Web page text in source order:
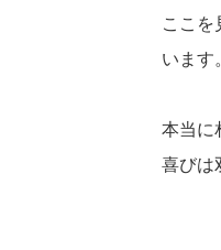
ここを
います
本当に
喜びは